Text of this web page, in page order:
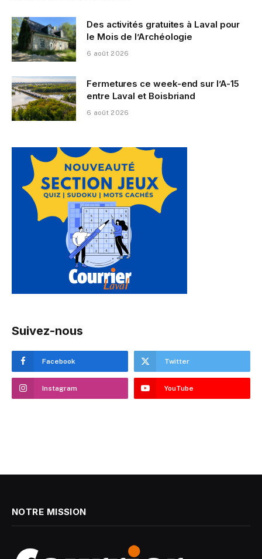
Des activités gratuites à Laval pour
le Mois de l’Archéologie
6 août 2026
Fermetures ce week-end sur l’A-15
entre Laval et Boisbriand
6 août 2026
Suivez-nous
Facebook Twitter
Instagram YouTube
NOTRE MISSION